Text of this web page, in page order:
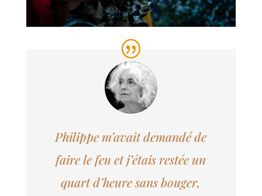
Philippe m’avait demandé de
faire le feu et j’étais restée un
quart d’heure sans bouger,